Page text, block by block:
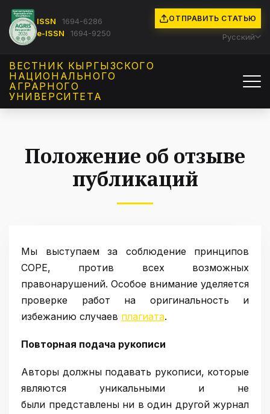
ISSN
1694-6286
e-ISSN
1694-9250
ОТПРАВИТЬ СТАТЬЮ
Русский
ВЕСТНИК КЫРГЫЗCКОГО
НАЦИОНАЛЬНОГО
АГРАРНОГО
УНИВЕРСИТЕТА
Положение об отзыве
публикаций
Мы выступаем за соблюдение принципов
COPE, против всех возможных
правонарушений. Особое внимание уделяется
проверке работ на оригинальность и
избежанию случаев плагиата.
Повторная подача рукописи
Авторы должны подавать рукописи, которые
являются уникальными и не
были представлены ни в один другой журнал